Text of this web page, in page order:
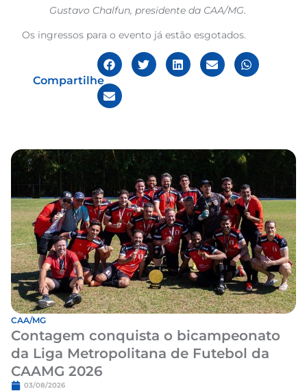
Gustavo Chalfun, presidente da CAA/MG.
Os ingressos para o evento já estão esgotados.
Compartilhe
CAA/MG
Contagem conquista o bicampeonato
da Liga Metropolitana de Futebol da
CAAMG 2026
03/08/2026